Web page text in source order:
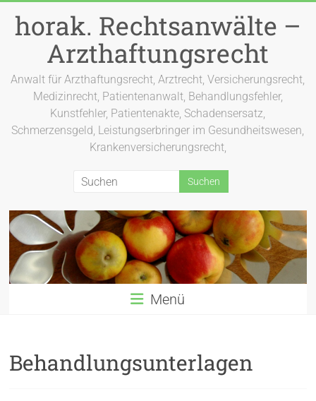
Inhalt
springen
horak. Rechtsanwälte –
Arzthaftungsrecht
Anwalt für Arzthaftungsrecht, Arztrecht, Versicherungsrecht,
Medizinrecht, Patientenanwalt, Behandlungsfehler,
Kunstfehler, Patientenakte, Schadensersatz,
Schmerzensgeld, Leistungserbringer im Gesundheitswesen,
Krankenversicherungsrecht,
Menü
Behandlungsunterlagen